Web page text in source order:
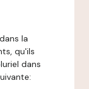
la
qu'ils
dans